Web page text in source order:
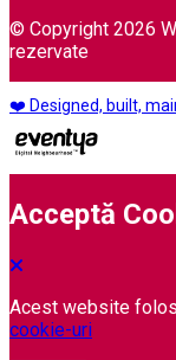
© Copyright 2026
rezervate
❤️ Designed, built,
Acceptă
Acest website
cookie-uri